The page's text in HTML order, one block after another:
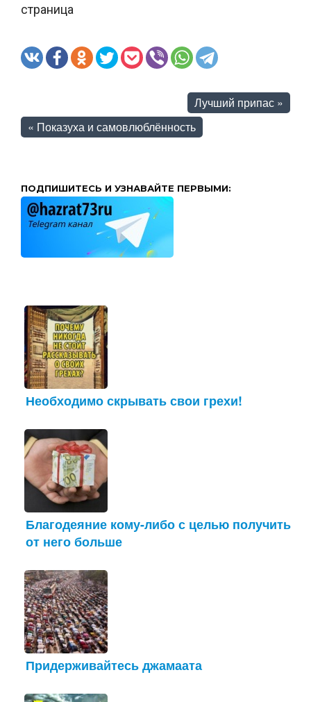
страница
Лучший припас »
« Показуха и самовлюблённость
ПОДПИШИТЕСЬ И УЗНАВАЙТЕ ПЕРВЫМИ:
Необходимо скрывать свои грехи!
Благодеяние кому-либо с целью получить
от него больше
Придерживайтесь джамаата